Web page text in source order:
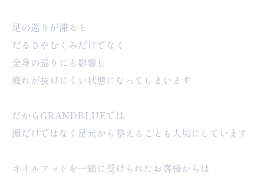
足の巡りが滞ると
だるさやむくみだけでなく
全身の巡りにも影響し
疲れが抜けにくい状態になってしまいます
だからGRANDBLUEでは
頭だけではなく足元から整えることも大切にしています
オイルフットを一緒に受けられたお客様からは